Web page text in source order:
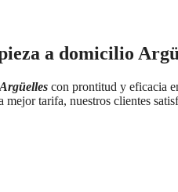
a domicilio
con prontitud y eficacia
tarifa, nuestros clientes